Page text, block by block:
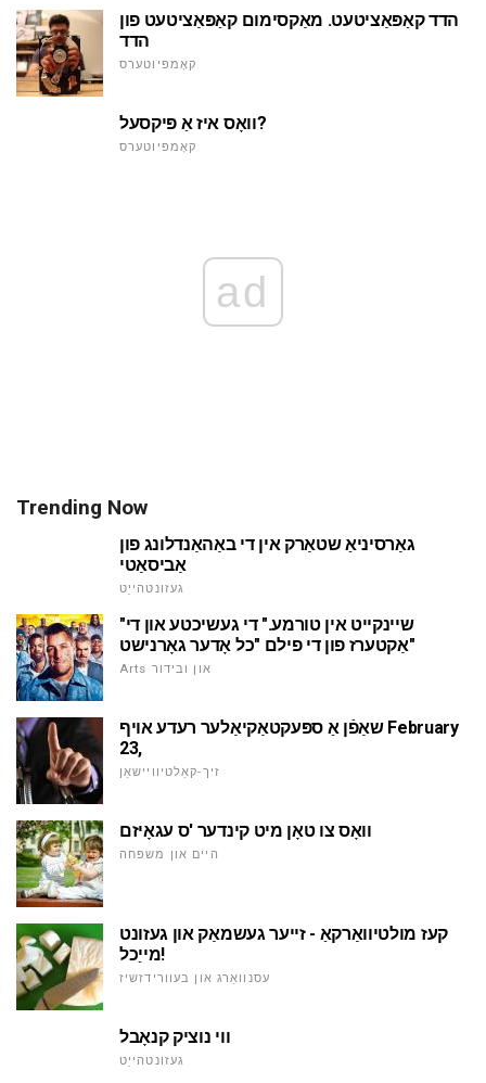
הדד קאַפּאַציטעט. מאַקסימום קאַפּאַציטעט פון
הדד
קאָמפּיוטערס
וואָס איז אַ פּיקסעל?
קאָמפּיוטערס
ad
Trending Now
גאַרסיניאַ שטאַרק אין די באַהאַנדלונג פון
אַביסאַטי
געזונטהייַט
"שיינקייט אין טורמע." די געשיכטע און די
אַקטערז פון די פילם "כל אָדער גאָרנישט"
Arts און ובידור
שאַפֿן אַ ספּעקטאַקיאַלער רעדע אויף February
23,
זיך-קאַלטיוויישאַן
וואָס צו טאָן מיט קינדער 'ס עגאָיזם
היים און משפּחה
קעז מולטיוואַרקאַ - זייער געשמאַק און געזונט
מייַכל!
עסנוואַרג און בעוורידזשיז
ווי נוציק קנאָבל
געזונטהייַט